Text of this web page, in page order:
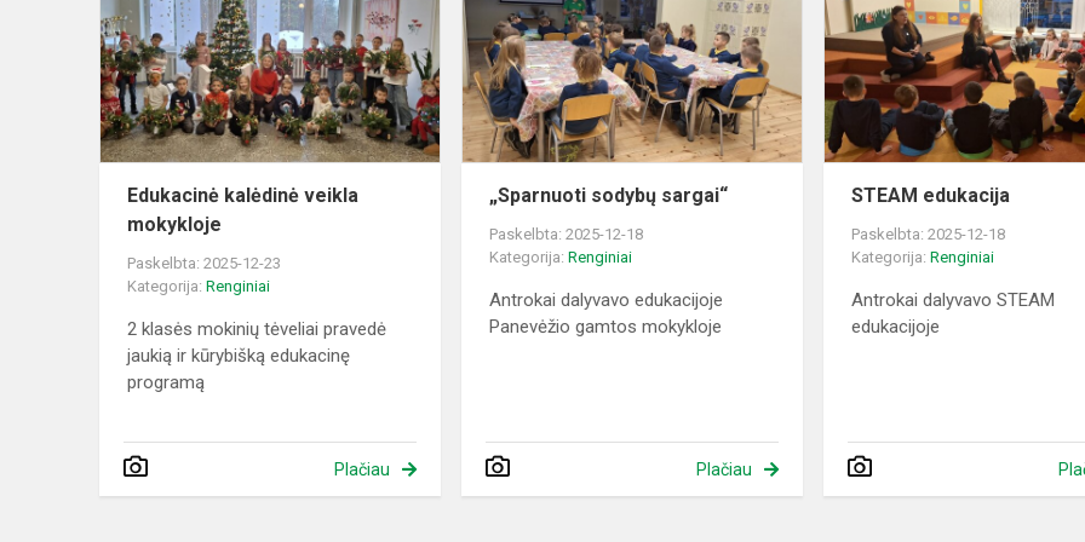
veikla
mokykloje
Edukacinė kalėdinė veikla
mokykloje
Paskelbta: 2025-12-23
Kategorija: Renginiai
2 klasės mokinių tėveliai pravedė
jaukią ir kūrybišką edukacinę
programą
Plačiau
sargai“
„Sparnuoti sodybų sargai“
Paskelbta: 2025-12-18
Kategorija:Renginiai
Antrokai dalyvavo edukacijoje
Panevėžio gamtos mokykloje
Plačiau
STEAM edukacija
Paskelbta: 2025-12-18
Kategorija:Renginiai
Antrokai dalyvavo STEAM
edukacijoje